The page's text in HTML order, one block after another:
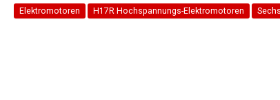
Elektromotoren H17R Hochspannungs-Elektromotoren